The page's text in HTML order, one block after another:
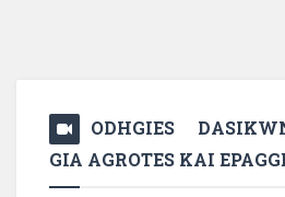
ODHGIES
GIA AGROTES KAI